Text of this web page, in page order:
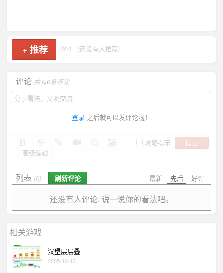
+推荐 (67) (还没有人推荐)
评论 共有0条评论
登录 之后就可以发评论啦！
攻略提示
提交
高级编辑
最新 先后 好评
列表 (0) 刷新评论
还没有人评论, 说一说你的看法吧。
相关游戏
汉堡层层叠
2005-10-13